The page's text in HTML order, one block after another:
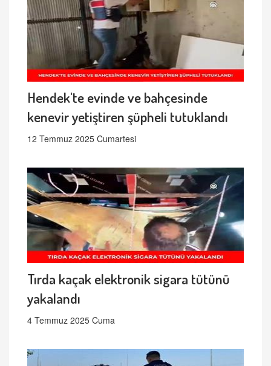
Hendek'te evinde ve bahçesinde
kenevir yetiştiren şüpheli tutuklandı
12 Temmuz 2025 Cumartesi
Tırda kaçak elektronik sigara tütünü
yakalandı
4 Temmuz 2025 Cuma